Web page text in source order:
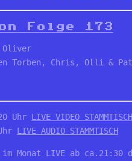
Folge 173
Oliver
Torben, Chris, Olli &
Uhr LIVE VIDEO STAMMTISCH
LIVE AUDIO STAMMTISCH
Monat LIVE ab ca.21:30